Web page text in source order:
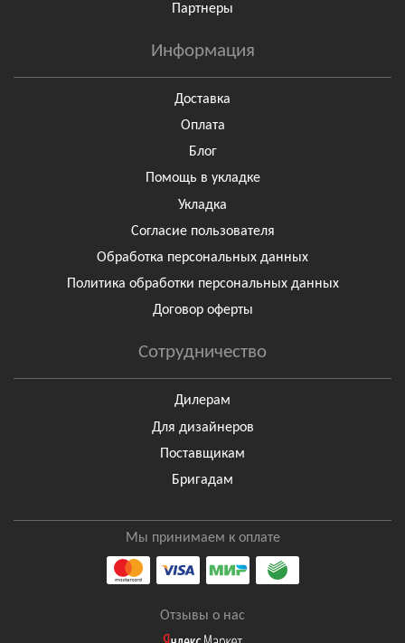
Партнеры
Информация
Доставка
Оплата
Блог
Помощь в укладке
Укладка
Согласие пользователя
Обработка персональных данных
Политика обработки персональных данных
Договор оферты
Сотрудничество
Дилерам
Для дизайнеров
Поставщикам
Бригадам
Мы принимаем к оплате
Отзывы о нас